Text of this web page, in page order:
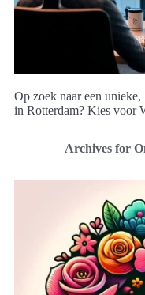
Op zoek naar een
in Rotterdam? Kies voor
Archives for